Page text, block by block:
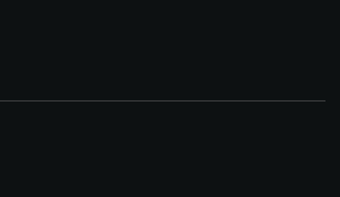
impostati da